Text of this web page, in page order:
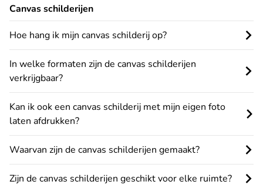
Canvas schilderijen
Hoe hang ik mijn canvas schilderij op?
In welke formaten zijn de canvas schilderijen
verkrijgbaar?
Kan ik ook een canvas schilderij met mijn eigen foto
laten afdrukken?
Waarvan zijn de canvas schilderijen gemaakt?
Zijn de canvas schilderijen geschikt voor elke ruimte?